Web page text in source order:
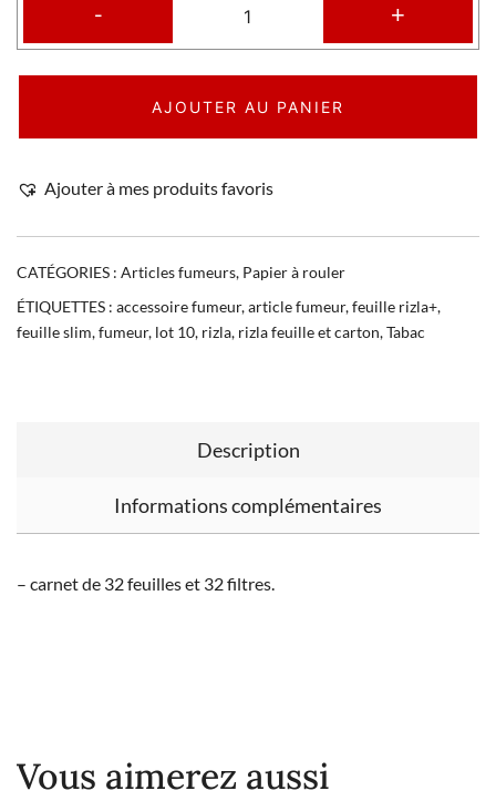
- +
AJOUTER AU PANIER
Ajouter à mes produits favoris
CATÉGORIES : Articles fumeurs, Papier à rouler
ÉTIQUETTES : accessoire fumeur,article fumeur,feuille rizla+,
feuille slim,fumeur, lot 10, rizla, rizla feuille et carton,Tabac
Description
Informations complémentaires
– carnet de 32 feuilles et 32 filtres.
Vous aimerez aussi